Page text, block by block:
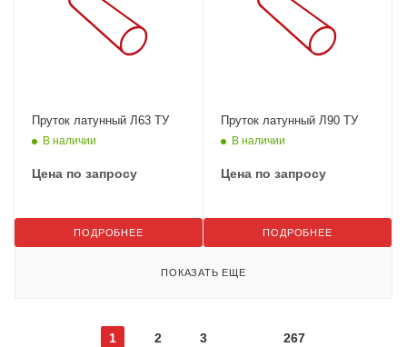
Пруток латунный Л63 ТУ
В наличии
Цена по запросу
ПОДРОБНЕЕ
Пруток латунный Л90 ТУ
В наличии
Цена по запросу
ПОДРОБНЕЕ
ПОКАЗАТЬ ЕЩЕ
1 2 3 267